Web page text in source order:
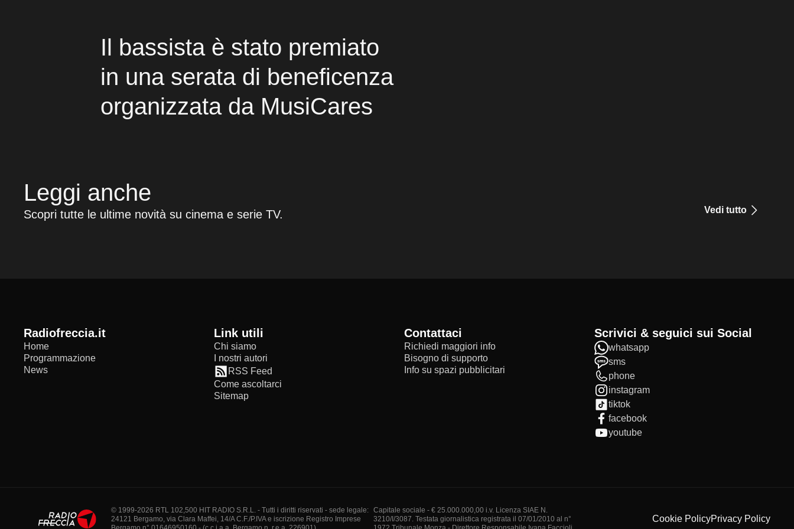
Il bassista è stato premiato
in una serata di beneficenza
organizzata da MusiCares
Leggi anche
Scopri tutte le ultime novità su cinema e serie TV. Vedi tutto
radiofreccia.it
Home
Programmazione
News
Link utili
Chi siamo
I nostri autori
RSS Feed
Come ascoltarci
Sitemap
Contattaci
Richiedi maggiori info
Bisogno di supporto
Info su spazi pubblicitari
Scrivici & seguici sui Social
whatsapp
sms
phone
instagram
tiktok
facebook
youtube
© 1999-2026 RTL 102,500 HIT RADIO S.R.L. - Tutti i diritti riservati - sede legale:
24121 Bergamo, via Clara Maffei, 14/A C.F./P.IVA e iscrizione Registro Imprese
Capitale sociale - € 25.000.000,00 i.v. Licenza SIAE N.
3210/I/3087. Testata giornalistica registrata il 07/01/2010 al n°
Cookie PolicyPrivacy Policy